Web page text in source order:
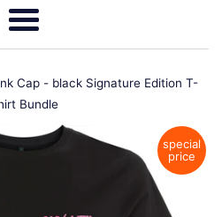
Menü
Cap - black Signature Edition T-
Bundle
special
price